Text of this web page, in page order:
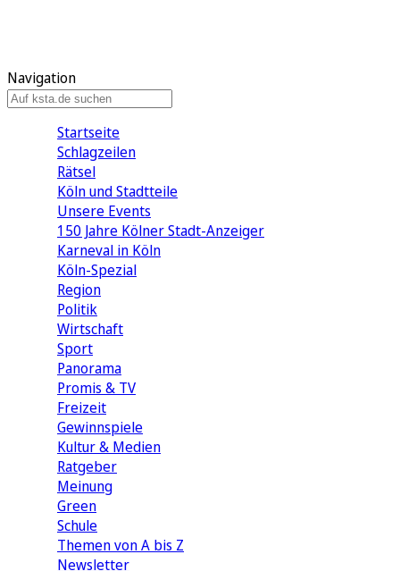
Navigation
Startseite
Schlagzeilen
Rätsel
Köln und Stadtteile
Unsere Events
150 Jahre Kölner Stadt-Anzeiger
Karneval in Köln
Köln-Spezial
Region
Politik
Wirtschaft
Sport
Panorama
Promis & TV
Freizeit
Gewinnspiele
Kultur & Medien
Ratgeber
Meinung
Green
Schule
Themen von A bis Z
Newsletter